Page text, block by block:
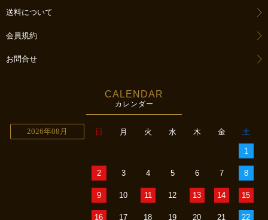
送料について
会員規約
お問合せ
CALENDAR
カレンダー
2026年08月 日 月 火 水 木 金 土
1
2 3 4 5 6 7 8
9 10 11 12 13 14 15
16 17 18 19 20 21 22